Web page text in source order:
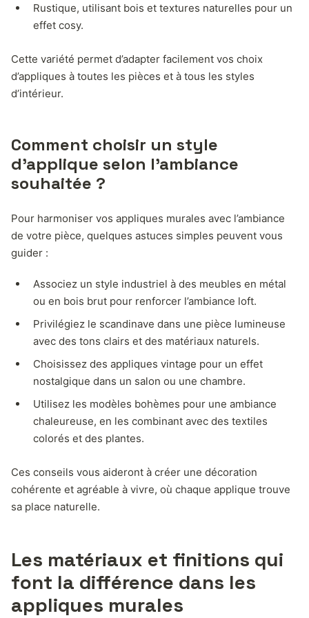
Rustique, utilisant bois et textures naturelles pour un
effet cosy.
Cette variété permet d’adapter facilement vos choix
d’appliques à toutes les pièces et à tous les styles
d’intérieur.
Comment choisir un style
d’applique selon l’ambiance
souhaitée ?
Pour harmoniser vos appliques murales avec l’ambiance
de votre pièce, quelques astuces simples peuvent vous
guider :
Associez un style industriel à des meubles en métal
ou en bois brut pour renforcer l’ambiance loft.
Privilégiez le scandinave dans une pièce lumineuse
avec des tons clairs et des matériaux naturels.
Choisissez des appliques vintage pour un effet
nostalgique dans un salon ou une chambre.
Utilisez les modèles bohèmes pour une ambiance
chaleureuse, en les combinant avec des textiles
colorés et des plantes.
Ces conseils vous aideront à créer une décoration
cohérente et agréable à vivre, où chaque applique trouve
sa place naturelle.
Les matériaux et finitions qui
font la différence dans les
appliques murales